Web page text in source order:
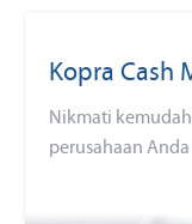
Kopra Cash
Nikmati
perusahaan Anda